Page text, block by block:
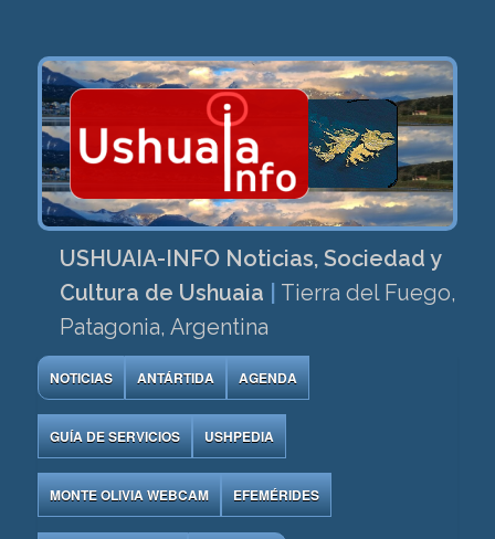
USHUAIA-INFO Noticias, Sociedad y
Cultura de Ushuaia
Tierra del Fuego,
Patagonia, Argentina
NOTICIAS ANTÁRTIDA AGENDA
GUÍA DE SERVICIOS USHPEDIA
MONTE OLIVIA WEBCAM EFEMÉRIDES